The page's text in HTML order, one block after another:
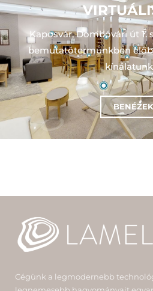
Kaposvár, Dombóvári út 1.
bemutatótermünkben
Cégünk a legmodernebb